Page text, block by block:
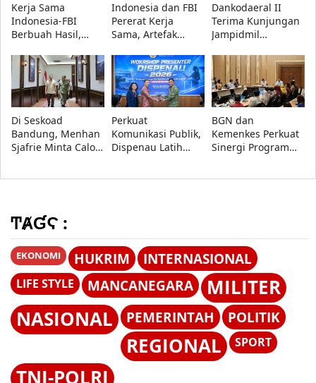
Kerja Sama
Indonesia-FBI
Berbuah Hasil,
Papua yang Dicuri
Berhasil
Dipulangkan
Indonesia dan FBI
Pererat Kerja
Sama, Artefak
Resmi Dipulangkan
Dankodaeral II
Terima Kunjungan
Jampidmil
RI, Perkuat Sinergi
Penegakan Hukum
Militer
Di Seskoad
Bandung, Menhan
Sjafrie Minta Calon
Perkuat
Komunikasi Publik,
Dispenau Latih
BGN dan
Kemenkes Perkuat
Sinergi Program
ͲȺƓϚ :
EKONOMI HUKRIM INTERNASIONAL
LIFE STYLE MANCANEGARA
MILITER
NASIONAL
PEMERINTAH POLITIK
REGIONAL SPORT
TNI-POLRI